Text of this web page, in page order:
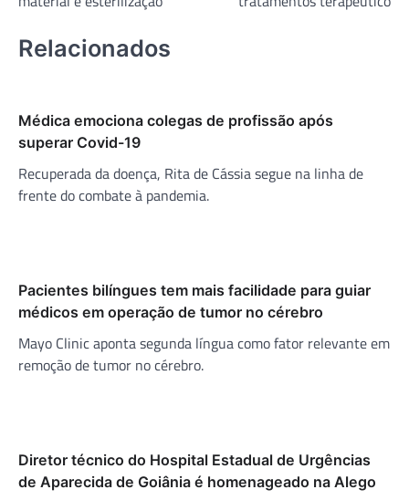
Relacionados
Médica emociona colegas de profissão após
superar Covid-19
Recuperada da doença, Rita de Cássia segue na linha de
frente do combate à pandemia.
Pacientes bilíngues tem mais facilidade para guiar
médicos em operação de tumor no cérebro
Mayo Clinic aponta segunda língua como fator relevante em
remoção de tumor no cérebro.
Diretor técnico do Hospital Estadual de Urgências
de Aparecida de Goiânia é homenageado na Alego